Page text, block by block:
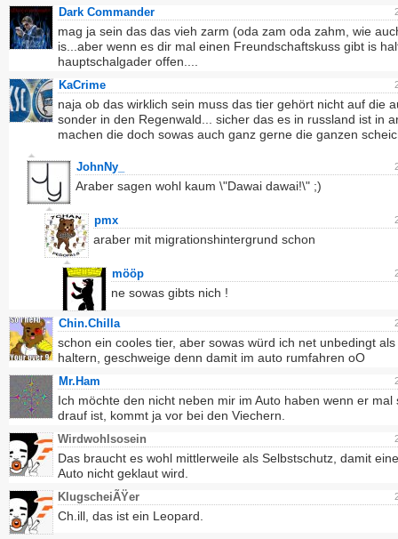
Dark Commander
mag ja sein das das vieh zarm (oda zam oda zahm, wie
is...aber wenn es dir mal einen Freundschaftskuss gibt is
hauptschalgader offen....
KaCrime
naja ob das wirklich sein muss das tier gehört nicht auf die
sonder in den Regenwald... sicher das es in russland ist in
machen die doch sowas auch ganz gerne die ganzen
JohnNy_
Araber sagen wohl kaum \"Dawai dawai!\" ;)
pmx
araber mit migrationshintergrund schon
mööp
ne sowas gibts nich !
Chin.Chilla
schon ein cooles tier, aber sowas würd ich net unbedingt
haltern, geschweige denn damit im auto rumfahren oO
Mr.Ham
Ich möchte den nicht neben mir im Auto haben wenn er mal
drauf ist, kommt ja vor bei den Viechern.
Wirdwohlsosein
Das braucht es wohl mittlerweile als Selbstschutz, damit
Auto nicht geklaut wird.
KlugscheiÃŸer
Ch.ill, das ist ein Leopard.